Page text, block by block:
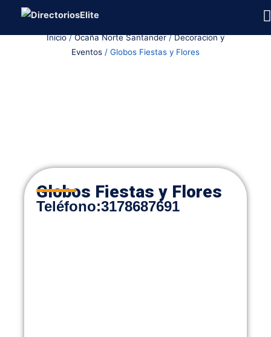
Inicio/Ocaña Norte Santander/Decoracion y
Eventos / Globos Fiestas y Flores
Globos Fiestas y Flores
Teléfono:3178687691